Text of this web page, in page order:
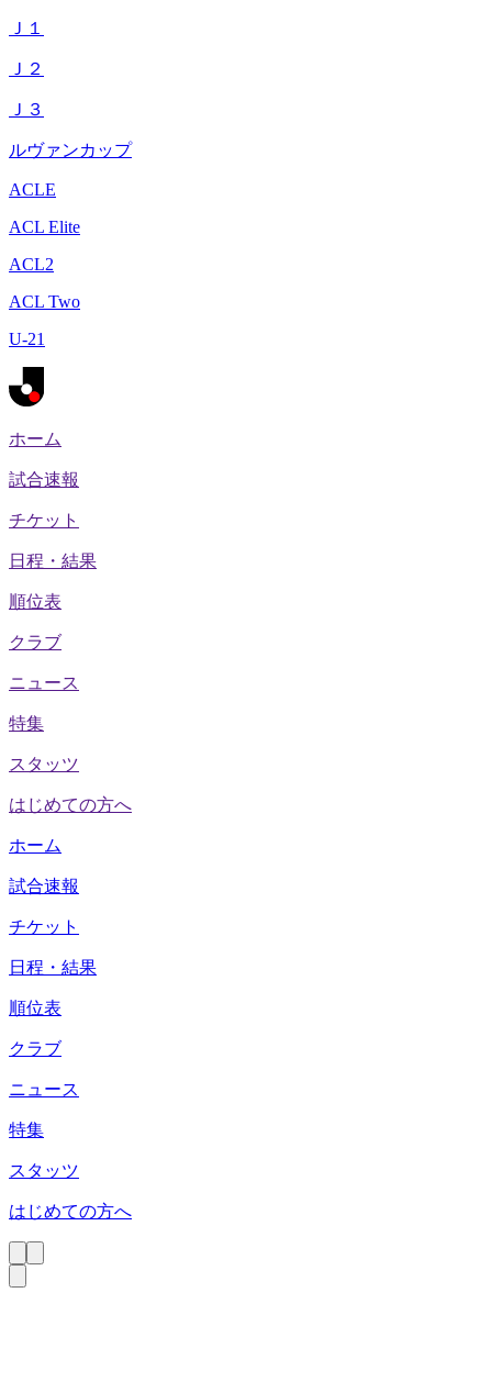
Ｊ１
Ｊ２
Ｊ３
ルヴァンカップ
ACLE
ACL Elite
ACL2
ACL Two
U-21
ホーム
試合速報
チケット
日程・結果
順位表
クラブ
ニュース
特集
スタッツ
はじめての方へ
ホーム
試合速報
チケット
日程・結果
順位表
クラブ
ニュース
特集
スタッツ
はじめての方へ